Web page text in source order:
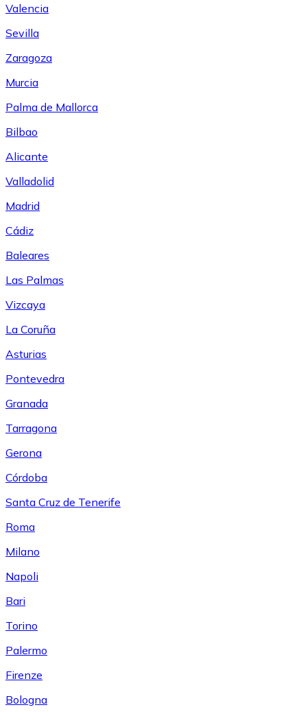
Valencia
Sevilla
Zaragoza
Murcia
Palma de Mallorca
Bilbao
Alicante
Valladolid
Madrid
Cádiz
Baleares
Las Palmas
Vizcaya
La Coruña
Asturias
Pontevedra
Granada
Tarragona
Gerona
Córdoba
Santa Cruz de Tenerife
Roma
Milano
Napoli
Bari
Torino
Palermo
Firenze
Bologna